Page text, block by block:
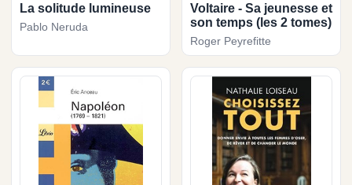
La solitude lumineuse
Pablo Neruda
Voltaire - Sa jeunesse et
son temps (les 2 tomes)
Roger Peyrefitte